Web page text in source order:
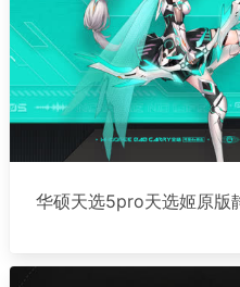
华硕天选5pro天选姬原版